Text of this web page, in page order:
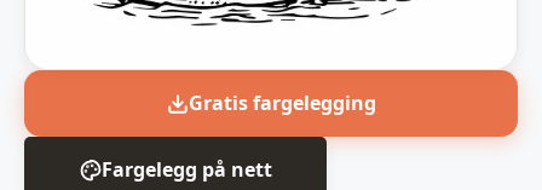
Gratis fargelegging
Fargelegg på nett